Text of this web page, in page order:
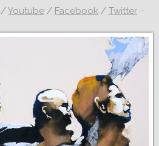
/Youtube / Facebook / Twitter ·